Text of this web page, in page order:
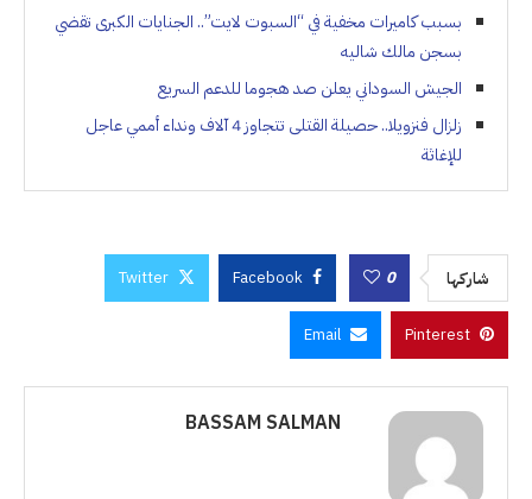
بسبب كاميرات مخفية في “السبوت لايت”.. الجنايات الكبرى تقضي
بسجن مالك شاليه
الجيش السوداني يعلن صد هجوما للدعم السريع
زلزال فنزويلا.. حصيلة القتلى تتجاوز 4 آلاف ونداء أممي عاجل
للإغاثة
شاركها 0
Facebook
Twitter
Pinterest
Email
BASSAM SALMAN